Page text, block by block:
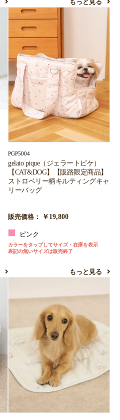
もっと見る
PGP5004
gelato pique（ジェラートピケ）
【CAT&DOG】【販路限定商品】
ストロベリー柄キルティングキャ
リーバッグ
販売価格： ￥19,800
ピンク
カラーをタップしてサイズ・在庫を表示
表記の無いサイズは販売終了
もっと見る